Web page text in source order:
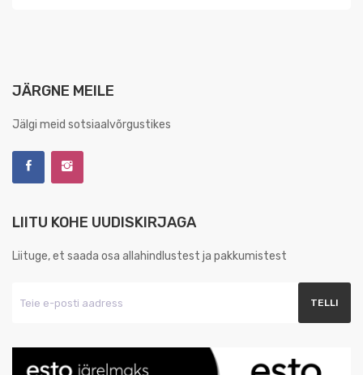
JÄRGNE MEILE
Jälgi meid sotsiaalvõrgustikes
LIITU KOHE UUDISKIRJAGA
Liituge, et saada osa allahindlustest ja pakkumistest